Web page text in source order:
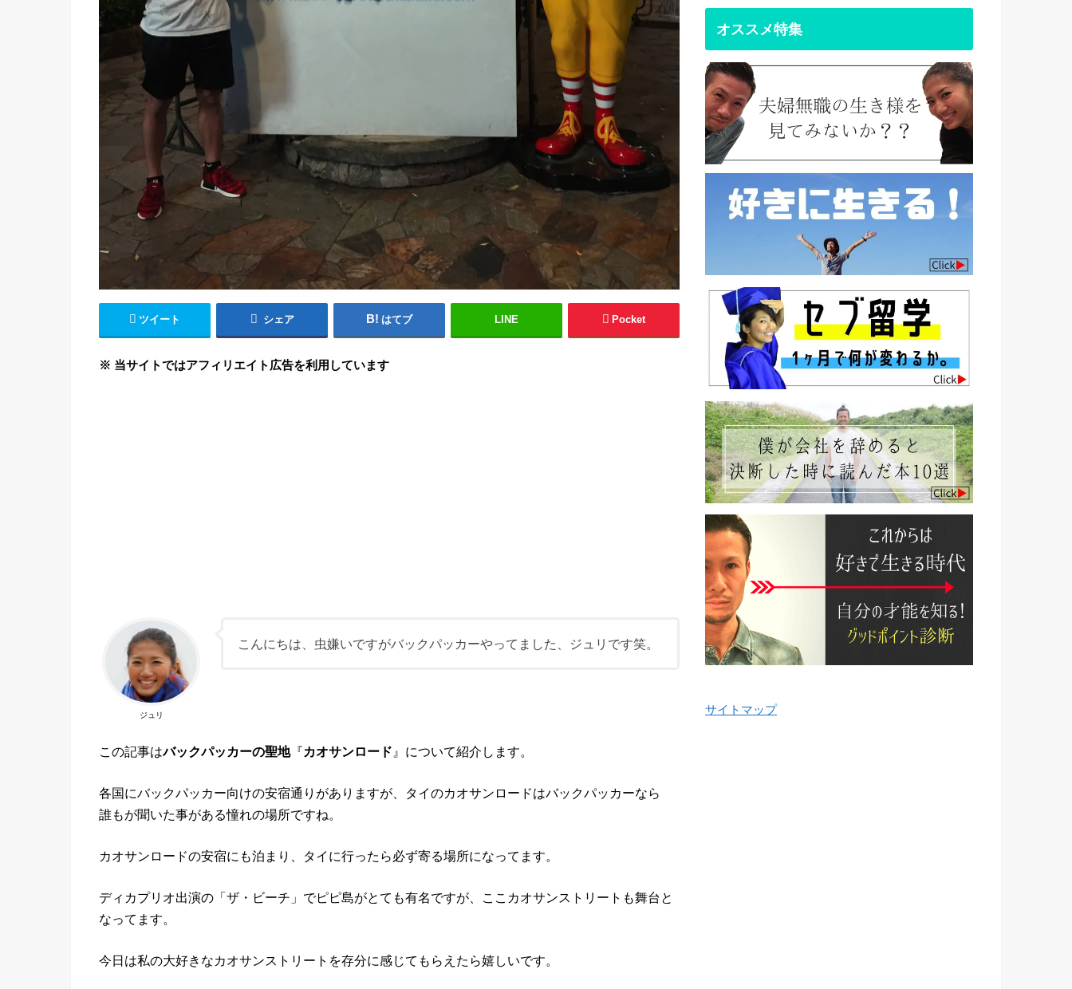
ツイート シェア はてブ LINE Pocket
※ 当サイトではアフィリエイト広告を利用しています
ジュリ
こんにちは、虫嫌いですがバックパッカーやってました、ジュリです笑。
この記事はバックパッカーの聖地『カオサンロード 』について紹介します。
各国にバックパッカー向けの安宿通りがありますが、タイのカオサンロードはバックパッカーなら
誰もが聞いた事がある憧れの場所ですね。
カオサンロードの安宿にも泊まり、タイに行ったら必ず寄る場所になってます。
ディカプリオ出演の「ザ・ビーチ」でピピ島がとても有名ですが、ここカオサンストリートも舞台と
なってます。
今日は私の大好きなカオサンストリートを存分に感じてもらえたら嬉しいです。
オススメ特集
サイトマップ